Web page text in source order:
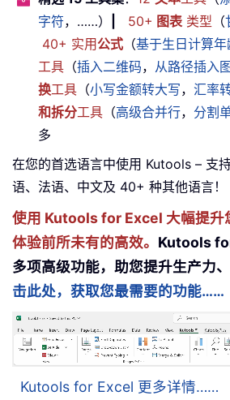
字符，……） 50+ 图表 类型 （
40+ 实用公式 （基于生日计算年
工具 （插入二维码， 从路径插入
换工具 （小写金额转大写， 汇率
和拆分工具 （高级合并行， 分割
多
在您的首选语言中使用 Kutools – 支
语、法语、中文及 40+ 种其他语言！
使用 Kutools for Excel 大幅提升
体验前所未有的高效。 Kutools
多项高级功能，助您提升生产力、
击此处，获取您最需要的功能……
Kutools for Excel 更多详情……